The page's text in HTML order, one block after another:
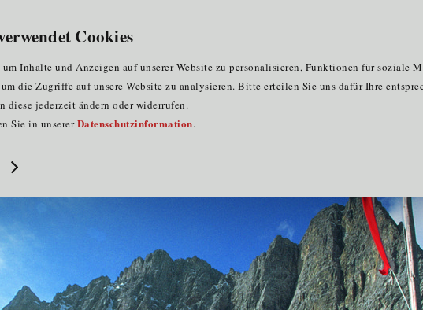
Cookies
Inhalte und Anzeigen auf unserer Website zu personalisieren, Funktionen für soziale
die Zugriffe auf unsere Website zu analysieren. Bitte erteilen Sie uns dafür Ihre
jederzeit ändern oder widerrufen.
Sie in unsererDatenschutzinformation.